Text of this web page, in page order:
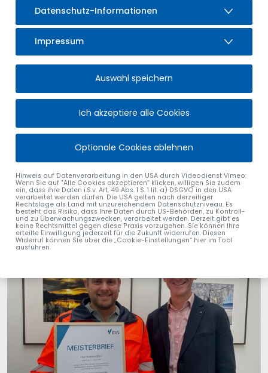
anderem
die Vermittlung von berufs- und arbeitspädagogischen
Kenntnissen
grundlegende und handlungsspezifische
Qualifikationen, wie Technik, Organisation, Führung und
sowie Arbeits-, Umwelt-, Gesundheitsschutz u.v.m.
Mit Verabschiedung seines Vorgängers Ernst Neuner,
übernimmt Andreas Böck die verant-wortungsvolle Aufgabe
des Wassermeisters beim Markt Sulzberg.
Bürgermeister Gerhard Frey gratulierte Andreas Böck zur
bestandenen Meisterprüfung und wünschte ihm für seine
weitere berufliche Zukunft alles Gute.
Datenschutz-Informationen
Impressum
Auswahl speichern
Ich akzeptiere alle Cookies
Optionale Cookies ablehnen
Hinweis auf Datenverarbeitung in den USA durch Videodienst Vimeo:
Wenn Sie auf "Alle Cookies akzeptieren“ klicken, willigen Sie zudem
ein, dass ihre Daten i.S.v. Art. 49 Abs. 1 S. 1 lit. a) DSGVO in den USA
verarbeitet werden dürfen. Die USA gelten nach derzeitiger
Rechtslage als Land mit unzureichendem Datenschutzniveau. Es
besteht das Risiko, dass Ihre Daten durch US-Behörden, zu Kontroll-
und zu Überwachungszwecken, verarbeitet werden. Derzeit gibt es
keine Rechtsmittel gegen diese Praxis vorzugehen. Sie können Ihre
erteilte Einwilligung jederzeit für die Zukunft widerrufen. Diesen
Widerruf können Sie über die „Cookie-Einstellungen“ hier im Tool
ausführen.